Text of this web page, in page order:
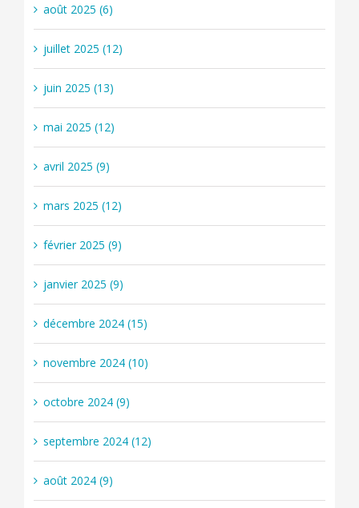
août 2025 (6)
juillet 2025 (12)
juin 2025 (13)
mai 2025 (12)
avril 2025 (9)
mars 2025 (12)
février 2025 (9)
janvier 2025 (9)
décembre 2024 (15)
novembre 2024 (10)
octobre 2024 (9)
septembre 2024 (12)
août 2024 (9)